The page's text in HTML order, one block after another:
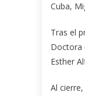
Cuba,
Tras el
Doctora
Esther
Al